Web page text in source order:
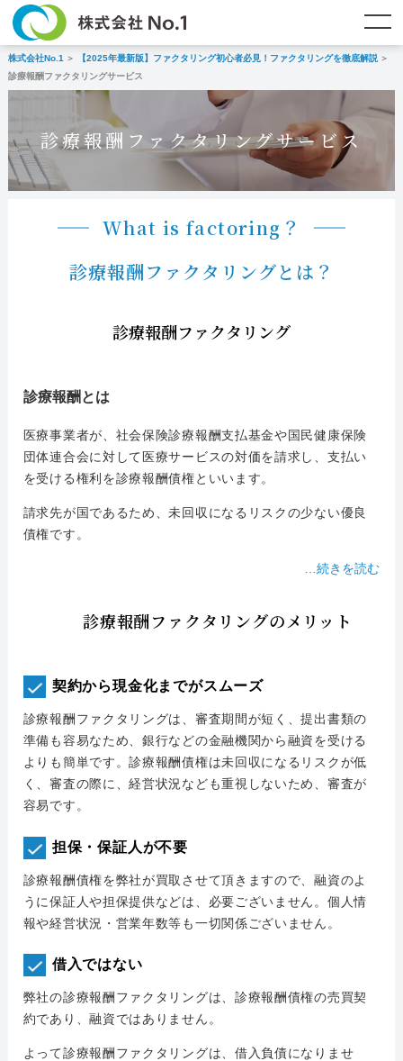
TOP
ご利用事例
よくある質問 ファクタリング・資金調達コラム
査定依頼
052-414-4107
おすすめ記事
ファクタリングで通りやすい会社はどういう会社？
株式会社No.1
【2025年最新版】ファクタリング初心者必見！ファクタリングを徹底解説
診療報酬ファクタリングサービス
診療報酬ファクタリングサービス
What is factoring？
診療報酬ファクタリングとは？
診療報酬ファクタリング
診療報酬とは
医療事業者が、社会保険診療報酬支払基金や国民健康保険
団体連合会に対して医療サービスの対価を請求し、支払い
を受ける権利を診療報酬債権といいます。
請求先が国であるため、未回収になるリスクの少ない優良
債権です。
…続きを読む
診療報酬ファクタリングのメリット
契約から現金化までがスムーズ
診療報酬ファクタリングは、審査期間が短く、提出書類の
準備も容易なため、銀行などの金融機関から融資を受ける
よりも簡単です。診療報酬債権は未回収になるリスクが低
く、審査の際に、経営状況なども重視しないため、審査が
容易です。
担保・保証人が不要
診療報酬債権を弊社が買取させて頂きますので、融資のよ
うに保証人や担保提供などは、必要ございません。個人情
報や経営状況・営業年数等も一切関係ございません。
借入ではない
弊社の診療報酬ファクタリングは、診療報酬債権の売買契
約であり、融資ではありません。
よって診療報酬ファクタリングは、借入負債になりませ